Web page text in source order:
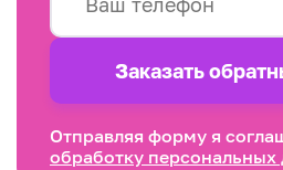
Заказать
Отправляя форму я
обработку